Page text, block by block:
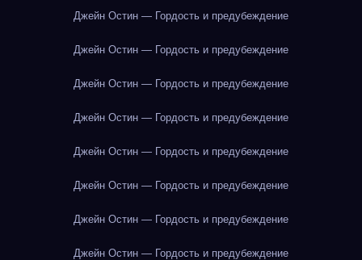
Джейн Остин — Гордость и предубеждение
Джейн Остин — Гордость и предубеждение
Джейн Остин — Гордость и предубеждение
Джейн Остин — Гордость и предубеждение
Джейн Остин — Гордость и предубеждение
Джейн Остин — Гордость и предубеждение
Джейн Остин — Гордость и предубеждение
Джейн Остин — Гордость и предубеждение